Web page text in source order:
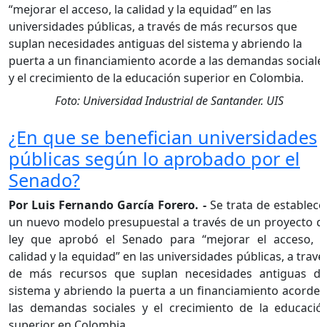
Foto: Universidad Industrial de Santander. UIS
¿En que se benefician universidades
públicas según lo aprobado por el
Senado?
Por Luis Fernando García Forero. -Se trata de
un nuevo modelo presupuestal a través de un proyecto
ley que aprobó el Senado para “mejorar el acceso,
calidad y la equidad” en las universidades públicas, a
de más recursos que suplan necesidades antiguas
sistema y abriendo la puerta a un financiamiento
las demandas sociales y el crecimiento de la